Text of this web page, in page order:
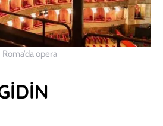
Roma’da opera